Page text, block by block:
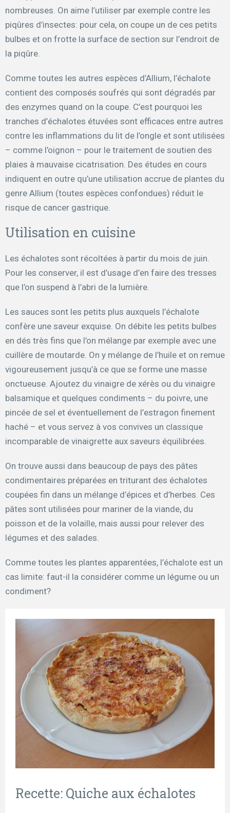
nombreuses. On aime l’utiliser par exemple contre les
piqûres d’insectes: pour cela, on coupe un de ces petits
bulbes et on frotte la surface de section sur l’endroit de
la piqûre.
Comme toutes les autres espèces d’Allium, l’échalote
contient des composés soufrés qui sont dégradés par
des enzymes quand on la coupe. C’est pourquoi les
tranches d’échalotes étuvées sont efficaces entre autres
contre les inflammations du lit de l’ongle et sont utilisées
– comme l’oignon – pour le traitement de soutien des
plaies à mauvaise cicatrisation. Des études en cours
indiquent en outre qu’une utilisation accrue de plantes du
genre Allium (toutes espèces confondues) réduit le
risque de cancer gastrique.
Utilisation en cuisine
Les échalotes sont récoltées à partir du mois de juin.
Pour les conserver, il est d’usage d’en faire des tresses
que l’on suspend à l’abri de la lumière.
Les sauces sont les petits plus auxquels l’échalote
confère une saveur exquise. On débite les petits bulbes
en dés très fins que l’on mélange par exemple avec une
cuillère de moutarde. On y mélange de l’huile et on remue
vigoureusement jusqu’à ce que se forme une masse
onctueuse. Ajoutez du vinaigre de xérès ou du vinaigre
balsamique et quelques condiments – du poivre, une
pincée de sel et éventuellement de l’estragon finement
haché – et vous servez à vos convives un classique
incomparable de vinaigrette aux saveurs équilibrées.
On trouve aussi dans beaucoup de pays des pâtes
condimentaires préparées en triturant des échalotes
coupées fin dans un mélange d’épices et d’herbes. Ces
pâtes sont utilisées pour mariner de la viande, du
poisson et de la volaille, mais aussi pour relever des
légumes et des salades.
Comme toutes les plantes apparentées, l’échalote est un
cas limite: faut-il la considérer comme un légume ou un
condiment?
Recette: Quiche aux échalotes